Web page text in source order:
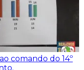
comando do 14º